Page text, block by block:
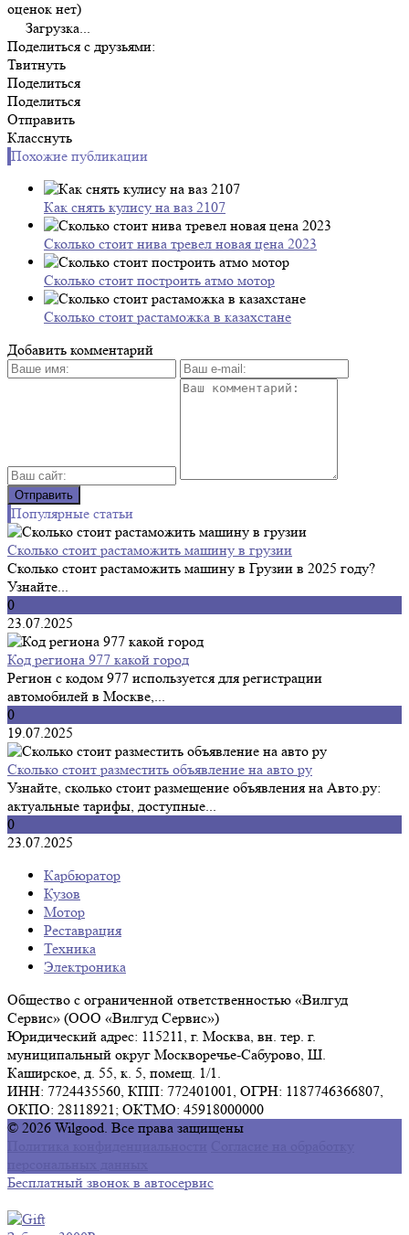
оценок нет)
Загрузка...
Поделиться с друзьями:
Твитнуть
Поделиться
Поделиться
Отправить
Класснуть
Похожие публикации
Как снять кулису на ваз 2107
Сколько стоит нива тревел новая цена 2023
Сколько стоит построить атмо мотор
Сколько стоит растаможка в казахстане
Добавить комментарий
Популярные статьи
Сколько стоит растаможить машину в грузии
Сколько стоит растаможить машину в Грузии в 2025 году?
Узнайте...
0
23.07.2025
Код региона 977 какой город
Регион с кодом 977 используется для регистрации
автомобилей в Москве,...
0
19.07.2025
Сколько стоит разместить объявление на авто ру
Узнайте, сколько стоит размещение объявления на Авто.ру:
актуальные тарифы, доступные...
0
23.07.2025
Карбюратор
Кузов
Мотор
Реставрация
Техника
Электроника
Общество с ограниченной ответственностью «Вилгуд
Сервис» (ООО «Вилгуд Сервис»)
Юридический адрес: 115211, г. Москва, вн. тер. г.
муниципальный округ Москворечье-Сабурово, Ш.
Каширское, д. 55, к. 5, помещ. 1/1.
ИНН: 7724435560, КПП: 772401001, ОГРН: 1187746366807,
ОКПО: 28118921; ОКТМО: 45918000000
© 2026 Wilgood. Все права защищены
Бесплатный звонок в автосервис